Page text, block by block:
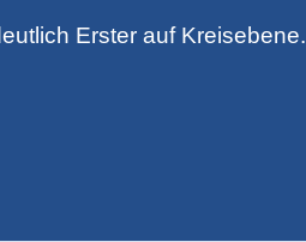
Erster auf Kreisebene.